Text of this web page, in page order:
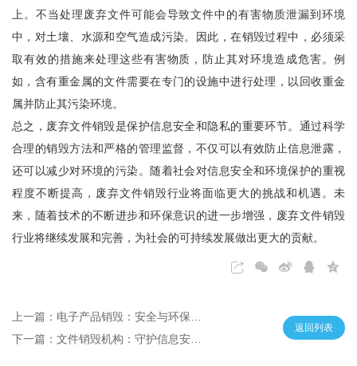
上。不当处理废弃文件可能会导致文件中的有害物质泄漏到环境
中，对土壤、水源和空气造成污染。因此，在销毁过程中，必须采
取有效的措施来处理这些有害物质，防止其对环境造成危害。例
如，含有重金属的文件需要在专门的设施中进行处理，以回收重金
属并防止其污染环境。
总之，废弃文件销毁是保护信息安全和隐私的重要环节。通过科学
合理的销毁方法和严格的管理监督，不仅可以有效防止信息泄露，
还可以减少对环境的污染。随着社会对信息安全和环境保护的重视
程度不断提高，废弃文件销毁行业将面临更大的挑战和机遇。未
来，随着技术的不断进步和环保意识的进一步增强，废弃文件销毁
行业将继续发展和完善，为社会的可持续发展做出更大的贡献。
返回列表